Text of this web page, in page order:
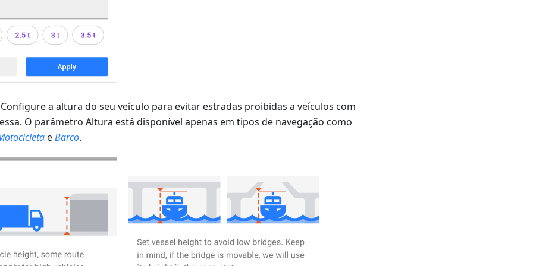
Configure a altura do seu veículo para evitar estradas proibidas a veículos com
O parâmetro Altura está disponível apenas em tipos de navegação como
eBarco.